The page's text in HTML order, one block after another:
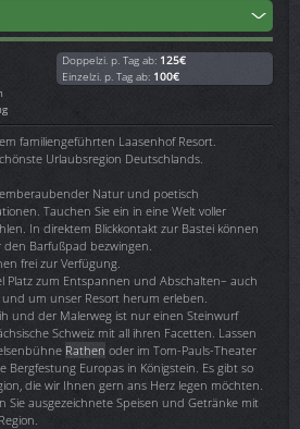
Doppelzi. p. Tag ab: 125€
Einzelzi. p. Tag ab: 100€
familiengeführten Laasenhof Resort.
Urlaubsregion Deutschlands.
Natur und poetisch
Tauchen Sie ein in eine Welt voller
In direktem Blickkontakt zur Bastei können
Barfußpad bezwingen.
frei zur Verfügung.
Platz zum Entspannen und Abschalten– auch
um unser Resort herum erleben.
und der Malerweg ist nur einen Steinwurf
Schweiz mit all ihren Facetten. Lassen
Rathen oder im Tom-Pauls-Theater
Bergfestung Europas in Königstein. Es gibt so
die wir Ihnen gern ans Herz legen möchten.
Sie ausgezeichnete Speisen und Getränke mit